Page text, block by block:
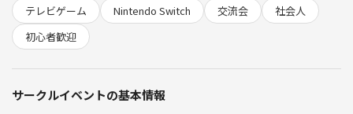
・14:10 自己紹介＆ゲームタイトル決め（桃鉄やマリオパーティ！）
・14:20 ルール説明＆操作サポート
・14:30 ゲーム開始♪
テレビゲーム
Nintendo Switch 交流会
社会人
初心者歓迎
サークルイベントの基本情報